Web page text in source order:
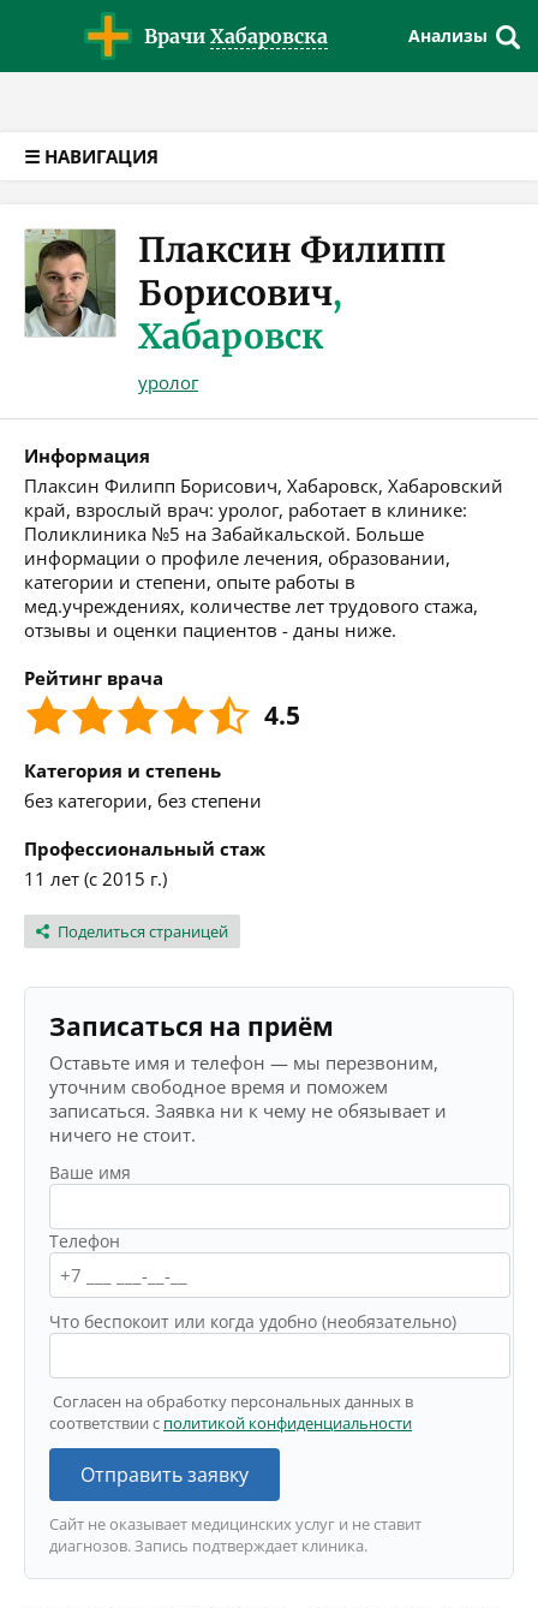
Врачи Хабаровска Анализы
☰ НАВИГАЦИЯ
Плаксин Филипп
Борисович,
Хабаровск
уролог
Информация
Плаксин Филипп Борисович, Хабаровск, Хабаровский
край, взрослый врач: уролог, работает в клинике:
Поликлиника №5 на Забайкальской. Больше
информации о профиле лечения, образовании,
категории и степени, опыте работы в
мед.учреждениях, количестве лет трудового стажа,
отзывы и оценки пациентов - даны ниже.
Рейтинг врача
4.5
Категория и степень
без категории, без степени
Профессиональный стаж
11 лет (с 2015 г.)
Поделиться страницей
Записаться на приём
Оставьте имя и телефон — мы перезвоним,
уточним свободное время и поможем
записаться. Заявка ни к чему не обязывает и
ничего не стоит.
Ваше имя
Телефон
Что беспокоит или когда удобно (необязательно)
Согласен на обработку персональных данных в
соответствии с политикой конфиденциальности
Отправить заявку
Сайт не оказывает медицинских услуг и не ставит
диагнозов. Запись подтверждает клиника.